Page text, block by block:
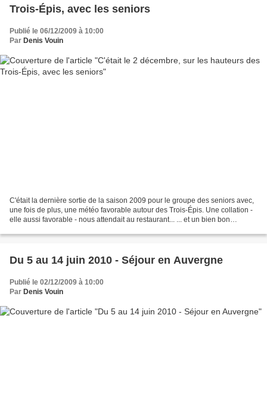
Trois-Épis, avec les seniors
Publié le 06/12/2009 à 10:00
Par Denis Vouin
C'était la dernière sortie de la saison 2009 pour le groupe des seniors avec,
une fois de plus, une météo favorable autour des Trois-Épis. Une collation -
elle aussi favorable - nous attendait au restaurant... ... et un bien bon
Du 5 au 14 juin 2010 - Séjour en Auvergne
Publié le 02/12/2009 à 10:00
Par Denis Vouin